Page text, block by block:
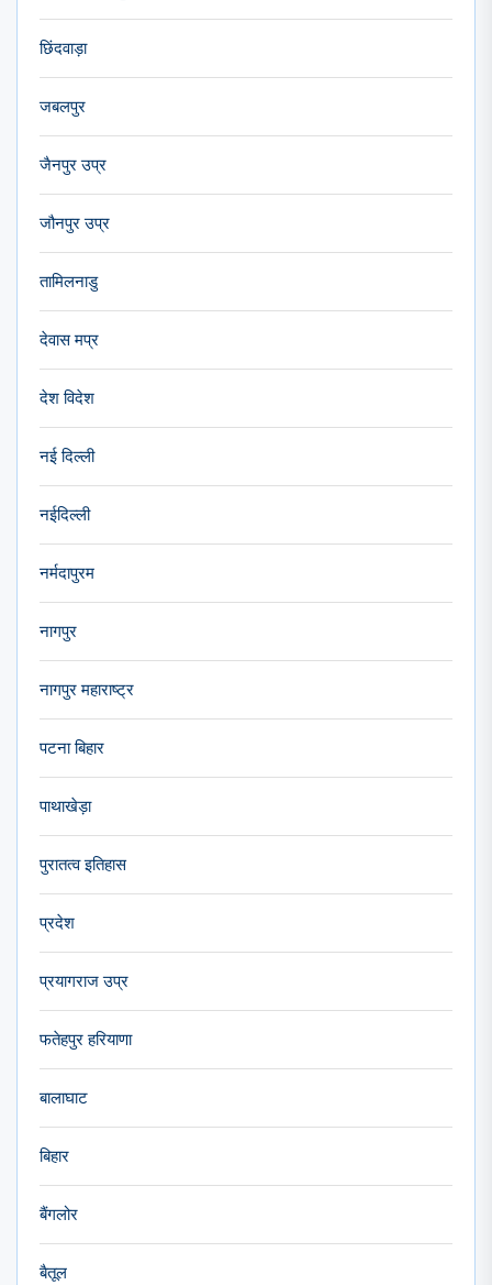
छिंदवाड़ा
जबलपुर
जैनपुर उप्र
जौनपुर उप्र
तामिलनाडु
देवास मप्र
देश विदेश
नई दिल्ली
नईदिल्ली
नर्मदापुरम
नागपुर
नागपुर महाराष्ट्र
पटना बिहार
पाथाखेड़ा
पुरातत्व इतिहास
प्रदेश
प्रयागराज उप्र
फतेहपुर हरियाणा
बालाघाट
बिहार
बैंगलोर
बैतूल